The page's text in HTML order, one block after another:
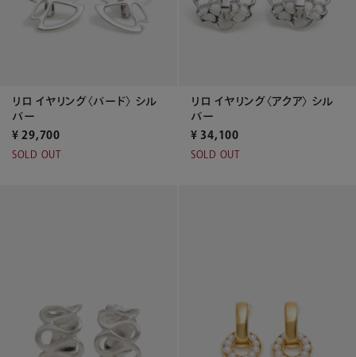
リロ イヤリング〈バード〉 シル
バー
¥ 29,700
SOLD OUT
リロ イヤリング〈アクア〉 シル
バー
¥ 34,100
SOLD OUT